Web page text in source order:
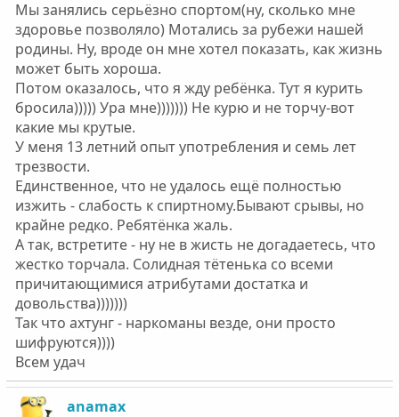
Мы занялись серьёзно спортом(ну, сколько мне
здоровье позволяло) Мотались за рубежи нашей
родины. Ну, вроде он мне хотел показать, как жизнь
может быть хороша.
Потом оказалось, что я жду ребёнка. Тут я курить
бросила))))) Ура мне))))))) Не курю и не торчу-вот
какие мы крутые.
У меня 13 летний опыт употребления и семь лет
трезвости.
Единственное, что не удалось ещё полностью
изжить - слабость к спиртному.Бывают срывы, но
крайне редко. Ребятёнка жаль.
А так, встретите - ну не в жисть не догадаетесь, что
жестко торчала. Солидная тётенька со всеми
причитающимися атрибутами достатка и
довольства)))))))
Так что ахтунг - наркоманы везде, они просто
шифруются))))
Всем удач
anamax